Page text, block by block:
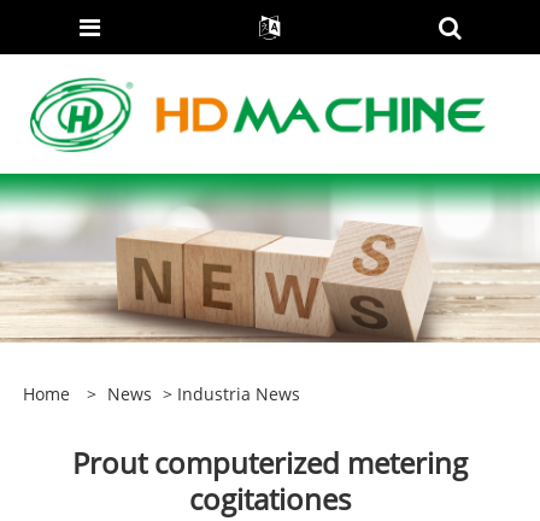
Home > News > Industria News
Prout computerized metering
cogitationes